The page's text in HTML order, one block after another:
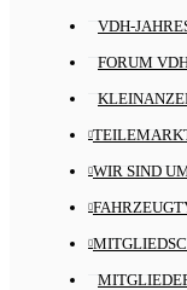
VDH-
FORUM
WIR SIND